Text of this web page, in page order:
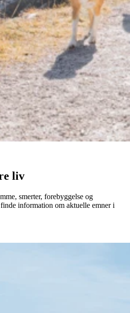
liv
smerter, forebyggelse og
information om aktuelle emner i